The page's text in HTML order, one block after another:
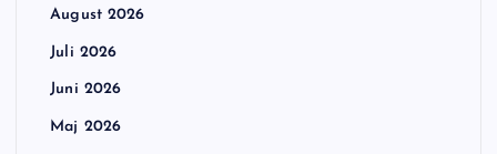
August 2026
Juli 2026
Juni 2026
Maj 2026